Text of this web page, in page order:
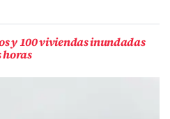
y 100 viviendas inundadas
horas